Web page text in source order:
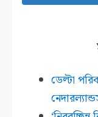
ডেল্টা